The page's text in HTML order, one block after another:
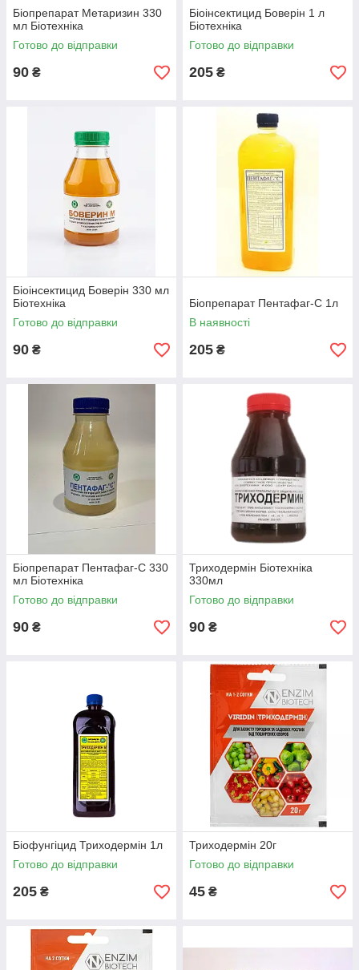
Біопрепарат Метаризин 330
мл Біотехніка
Готово до відправки
90 ₴
Біоінсектицид Боверін 1 л
Біотехніка
Готово до відправки
205 ₴
Біоінсектицид Боверін 330 мл
Біотехніка
Готово до відправки
90 ₴
Біопрепарат Пентафаг-С 1л
В наявності
205 ₴
Біопрепарат Пентафаг-С 330
мл Біотехніка
Готово до відправки
90 ₴
Триходермін Біотехніка
330мл
Готово до відправки
90 ₴
Біофунгіцид Триходермін 1л
Готово до відправки
205 ₴
Триходермін 20г
Готово до відправки
45 ₴